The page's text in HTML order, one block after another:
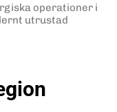
operationer i
utrustad